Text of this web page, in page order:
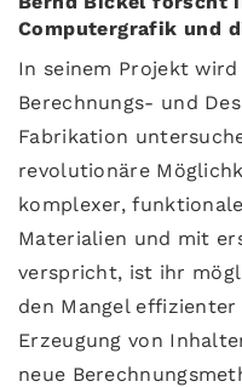
Computergrafik und
In seinem Projekt
Berechnungs- und
Fabrikation
revolutionäre
komplexer,
Materialien und mit
verspricht, ist ihr
den Mangel
Erzeugung von
neue